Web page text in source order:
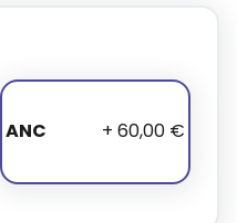
ANC ANC
+ 60,00 €